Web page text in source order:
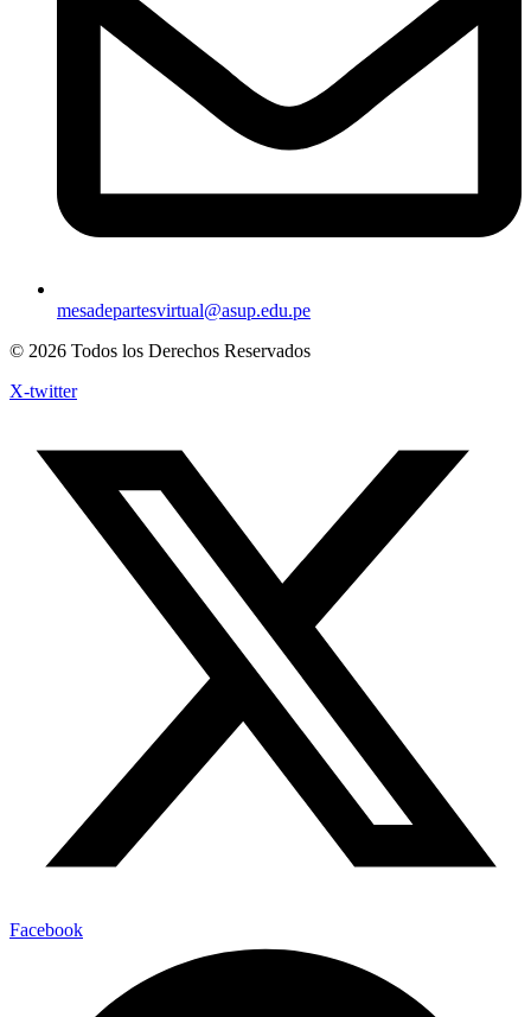
mesadepartesvirtual@asup.edu.pe
© 2026 Todos los Derechos Reservados
X-twitter
Facebook